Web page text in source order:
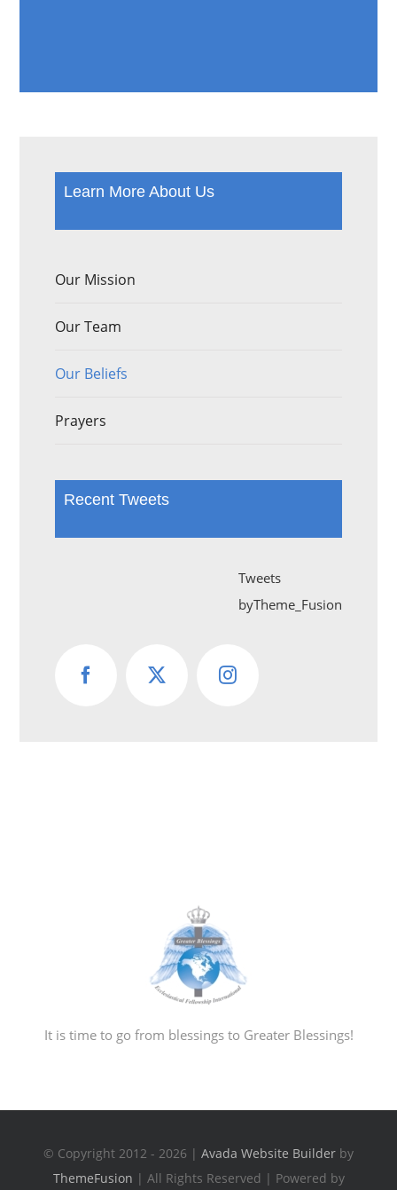
Learn More About Us
Our Mission
Our Team
Our Beliefs
Prayers
Recent Tweets
Tweets
byTheme_Fusion
It is time to go from blessings to Greater Blessings!
© Copyright 2012 - 2026 | Avada Website Builder by
ThemeFusion | All Rights Reserved | Powered by